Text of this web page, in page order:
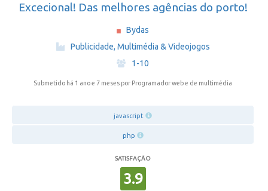
Excecional! Das melhores agências do porto!
Bydas
·
Publicidade, Multimédia & Videojogos
·
1-10
Submetido há 1 ano e 7 meses por Programador web e de multimédia
javascript
php
SATISFAÇÃO
3.9